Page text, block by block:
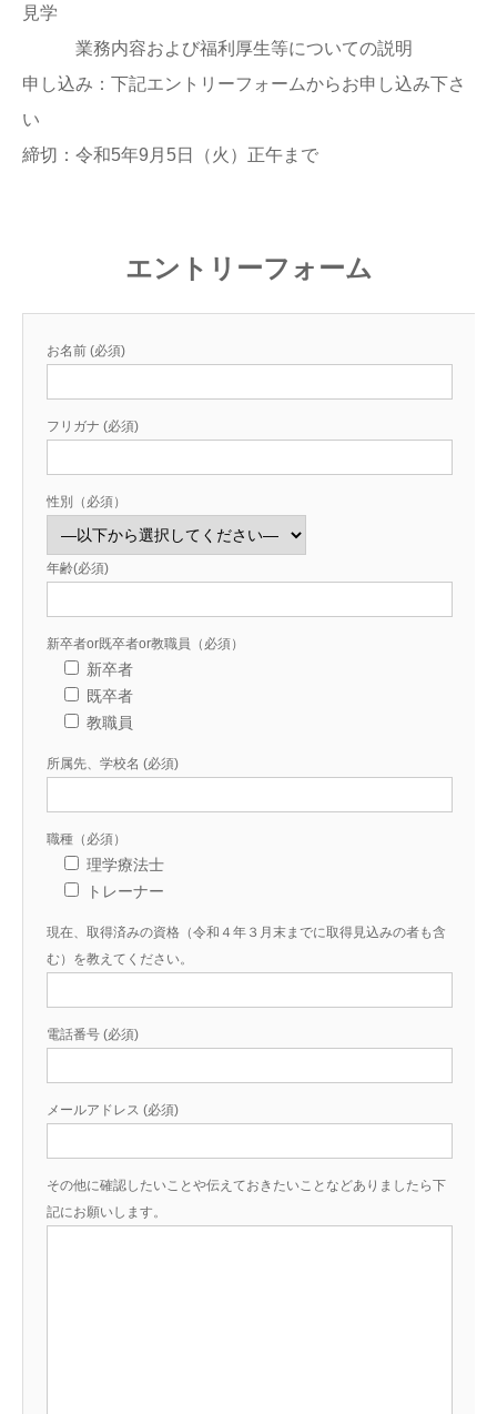
見学
業務内容および福利厚生等についての説明
申し込み：下記エントリーフォームからお申し込み下さ
い
締切：令和5年9月5日（火）正午まで
エントリーフォーム
お名前 (必須)
フリガナ (必須)
性別（必須）
年齢(必須)
新卒者or既卒者or教職員（必須）
新卒者
既卒者
教職員
所属先、学校名 (必須)
職種（必須）
理学療法士
トレーナー
現在、取得済みの資格（令和４年３月末までに取得見込みの者も含
む）を教えてください。
電話番号 (必須)
メールアドレス (必須)
その他に確認したいことや伝えておきたいことなどありましたら下
記にお願いします。